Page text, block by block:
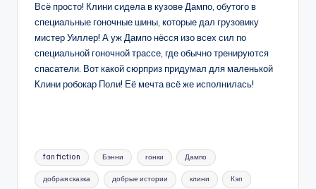
Всё просто! Клини сидела в кузове Дампо, обутого в
специальные гоночные шины, которые дал грузовику
мистер Уиллер! А уж Дампо нёсся изо всех сил по
специальной гоночной трассе, где обычно тренируются
спасатели. Вот какой сюрприз придумал для маленькой
Клини робокар Поли! Её мечта всё же исполнилась!
Метки:
fan fiction Бэнни гонки Дампо
добрая сказка добрые истории клини Кэп